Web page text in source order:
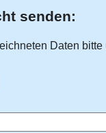
senden:
Daten